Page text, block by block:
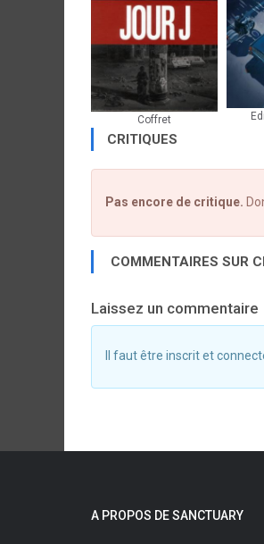
Coffret
CRITIQUES
Pas encore de critique.
COMMENTAIRES SUR
Laissez un commentaire
Il faut être inscrit et
A PROPOS DE SANCTUARY